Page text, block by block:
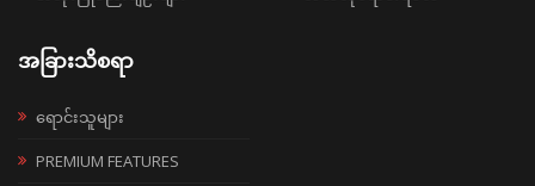
အခြားသိစရာ
ရောင်းသူများ
PREMIUM FEATURES